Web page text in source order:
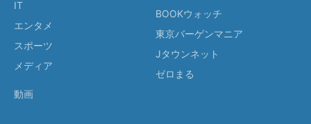
IT
エンタメ
スポーツ
メディア
動画
BOOKウォッチ
東京バーゲンマニア
Jタウンネット
ゼロまる